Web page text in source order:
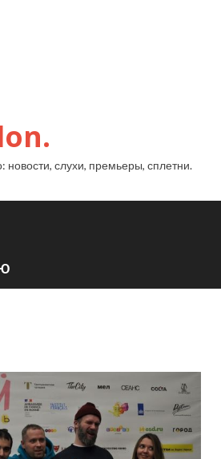
новости, слухи, премьеры, сплетни.